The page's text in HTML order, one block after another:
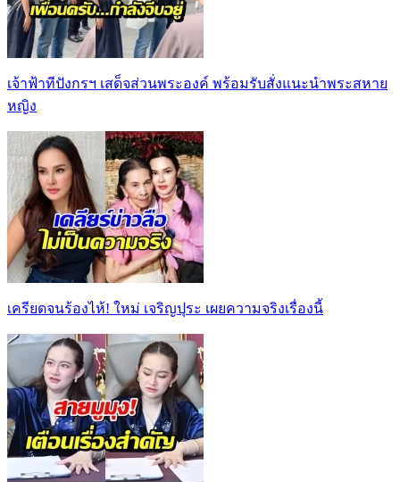
เจ้าฟ้าทีปังกรฯ เสด็จส่วนพระองค์ พร้อมรับสั่งแนะนำพระสหาย
หญิง
เครียดจนร้องไห้! ใหม่ เจริญปุระ เผยความจริงเรื่องนี้